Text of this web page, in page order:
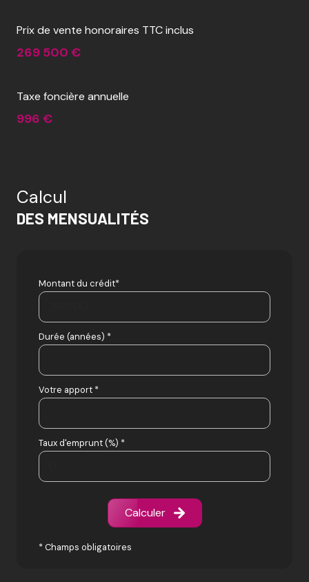
Prix de vente honoraires TTC inclus
269 500 €
Taxe foncière annuelle
996 €
Calcul
DES MENSUALITÉS
Montant du crédit*
Durée (années) *
Votre apport *
Taux d'emprunt (%) *
Calculer
* Champs obligatoires